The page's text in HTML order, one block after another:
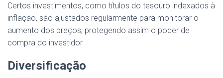
Certos investimentos, como títulos do tesouro indexados à
inflação, são ajustados regularmente para monitorar o
aumento dos preços, protegendo assim o poder de
compra do investidor.
Diversificação